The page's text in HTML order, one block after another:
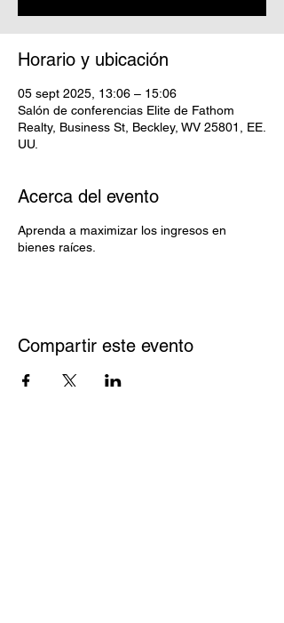
Horario y ubicación
05 sept 2025, 13:06 – 15:06
Salón de conferencias Elite de Fathom
Realty, Business St, Beckley, WV 25801, EE.
UU.
Acerca del evento
Aprenda a maximizar los ingresos en
bienes raíces.
Compartir este evento